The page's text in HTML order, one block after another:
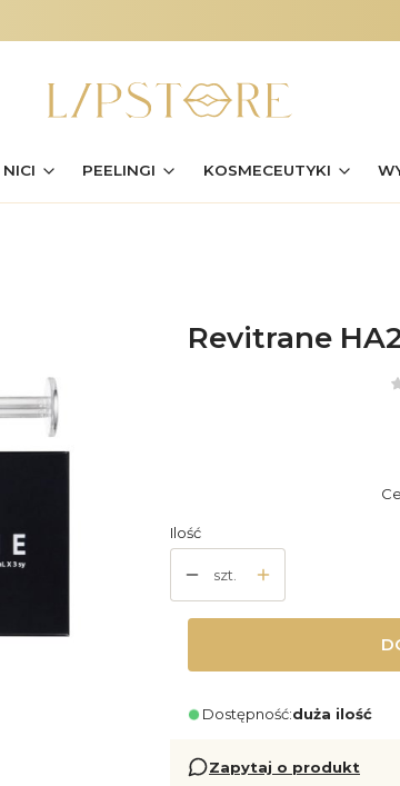
NICI PEELINGI KOSMECEUTYKI
Revitrane
Ilość
szt.
Dostępność:duża ilość
Zapytaj o produkt